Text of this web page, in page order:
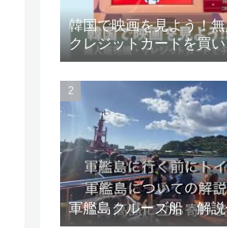
韓国で映画を見よう！
クレジットカードを買
軍艦島クルーズ船 解説